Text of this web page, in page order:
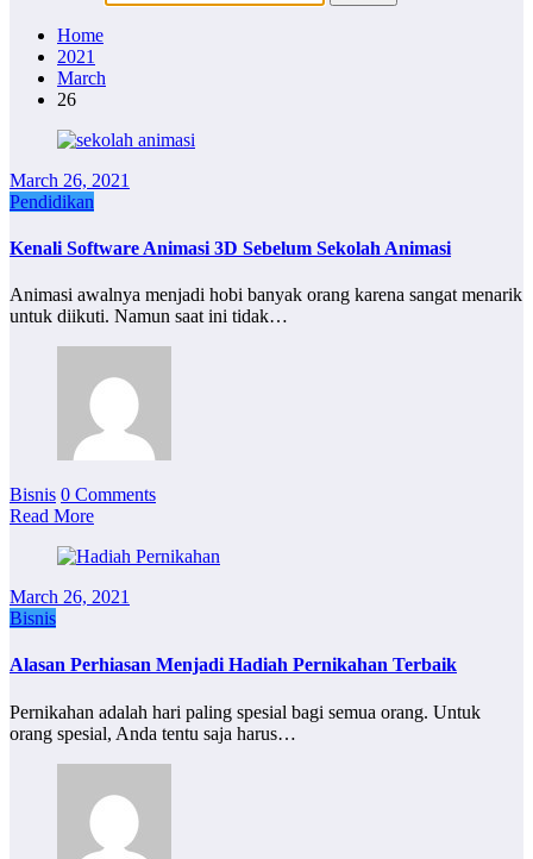
Home
2021
March
26
March 26, 2021
Pendidikan
Kenali Software Animasi 3D Sebelum Sekolah Animasi
Animasi awalnya menjadi hobi banyak orang karena sangat menarik
untuk diikuti. Namun saat ini tidak…
Bisnis 0 Comments
Read More
March 26, 2021
Bisnis
Alasan Perhiasan Menjadi Hadiah Pernikahan Terbaik
Pernikahan adalah hari paling spesial bagi semua orang. Untuk
orang spesial, Anda tentu saja harus…